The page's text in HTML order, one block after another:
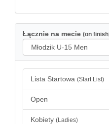
Łącznie na mecie (on
Lista Startowa (Start List)
Open
Kobiety (Ladies)